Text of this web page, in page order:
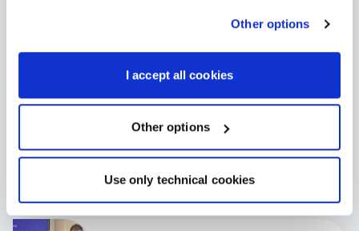
“Only use necessary cookies”, no cookie or other
tracking devices will be installed apart from the technical
cookies. By clicking on “Accept all cookies”, you give
website. By clicking on “Other options”, you can choose
exactly which cookies to authorise.
Other options
I accept all cookies
Other options
Use only technical cookies
We zijn trots op hoe ver we zijn gekomen. En
gemotiveerd om door te gaan.
Dit vind je misschien ook leuk
Ander nieuws